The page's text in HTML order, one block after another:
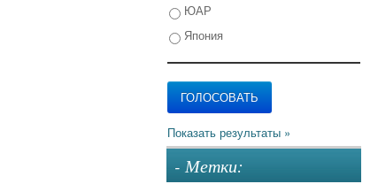
ЮАР
Япония
- Метки: